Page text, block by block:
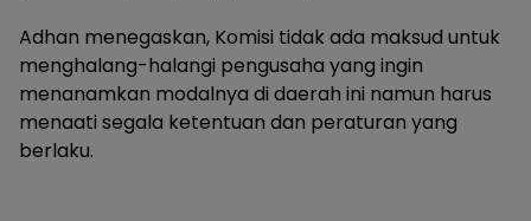
Adhan menegaskan, Komisi tidak ada maksud untuk
menghalang-halangi pengusaha yang ingin
menanamkan modalnya di daerah ini namun harus
menaati segala ketentuan dan peraturan yang
berlaku.